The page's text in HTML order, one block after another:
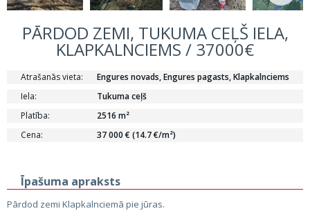
PĀRDOD ZEMI, TUKUMA CEĻŠ IELA,
KLAPKALNCIEMS / 37000€
Atrašanās vieta:
Engures novads, Engures pagasts, Klapkalnciems
Iela:
Tukuma ceļš
Platība:
2516 m²
Cena:
37 000 € (14.7 €/m²)
Īpašuma apraksts
Pārdod zemi Klapkalnciemā pie jūras.